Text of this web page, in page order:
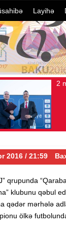
Layihə
Avqust
2016 / 21:59
qrupunda
klubunu qəbul
qədər mərhələ
ölkə